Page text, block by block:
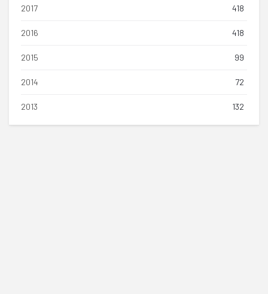
2017 418
2016 418
2015 99
2014 72
2013 132